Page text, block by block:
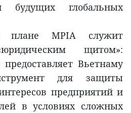
будущих глобальных
плане MPIA служит
щитом»:
Вьетнаму
для защиты
предприятий и
в условиях сложных